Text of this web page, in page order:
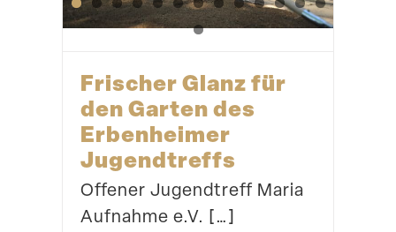
Frischer Glanz für
den Garten des
Erben­heimer
Jugendtreffs
Offener Jugend­treff Maria
Aufnahme e.V. […]